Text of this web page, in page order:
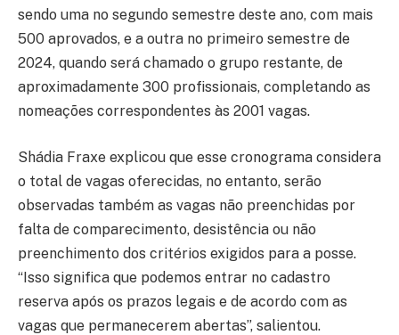
sendo uma no segundo semestre deste ano, com mais
500 aprovados, e a outra no primeiro semestre de
2024, quando será chamado o grupo restante, de
aproximadamente 300 profissionais, completando as
nomeações correspondentes às 2001 vagas.
Shádia Fraxe explicou que esse cronograma considera
o total de vagas oferecidas, no entanto, serão
observadas também as vagas não preenchidas por
falta de comparecimento, desistência ou não
preenchimento dos critérios exigidos para a posse.
“Isso significa que podemos entrar no cadastro
reserva após os prazos legais e de acordo com as
vagas que permanecerem abertas”, salientou.